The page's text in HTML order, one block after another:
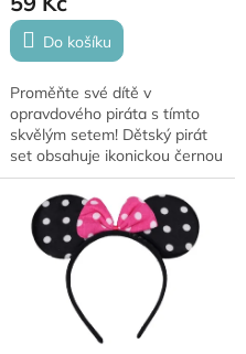
Do košíku
Proměňte své dítě v
opravdového piráta s tímto
skvělým setem! Dětský pirát
set obsahuje ikonickou černou
čepici, pásku přes oko a
pirátskou zlatou náušnici.
Ideální pro...